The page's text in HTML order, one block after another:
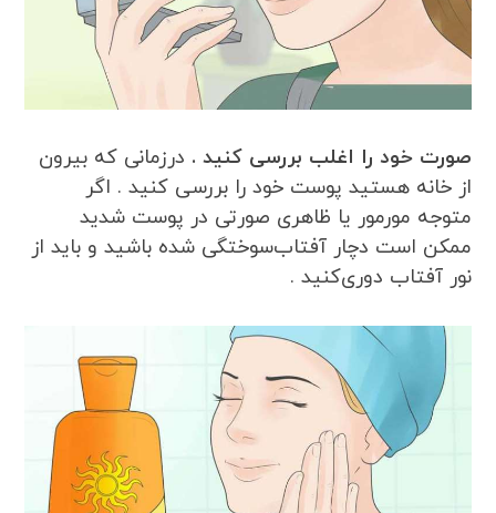
صورت خود را اغلب بررسی کنید . درزمانی که بیرون
از خانه هستید پوست خود را بررسی کنید . اگر
متوجه مورمور یا ظاهری صورتی در پوست شدید
ممکن است دچار آفتاب‌سوختگی شده باشید و باید از
نور آفتاب دوری‌کنید .